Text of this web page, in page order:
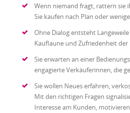
Wenn niemand fragt, rattern sie
Sie kaufen nach Plan oder
Ohne Dialog entsteht
Kauflaune und Zufriedenheit der
Sie erwarten an einer
engagierte Verkäuferinnen, die
Sie wollen Neues erfahren,
Mit den richtigen Fragen
Interesse am Kunden,